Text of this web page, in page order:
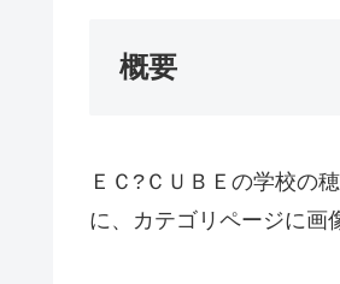
概要
ＥＣ?ＣＵＢＥの学校の
に、カテゴリページに画